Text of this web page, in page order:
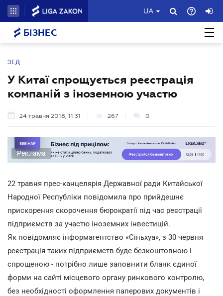
UA
БІЗНЕС
ЗЕД
У Китаї спрощується реєстрація
компаній з іноземною участю
24 травня 2018, 11:31 267 0
Реклама
22 травня прес-канцелярія Державної ради Китайської
Народної Республіки повідомила про прийдешнє
прискорення скорочення бюрократії під час реєстрації
підприємств за участю іноземних інвестицій.
Як повідомляє інформагентство «Сіньхуа», з 30 червня
реєстрація таких підприємств буде безкоштовною і
спрощеною - потрібно лише заповнити бланк єдиної
форми на сайті місцевого органу ринкового контролю,
без необхідності оформлення паперових документів і